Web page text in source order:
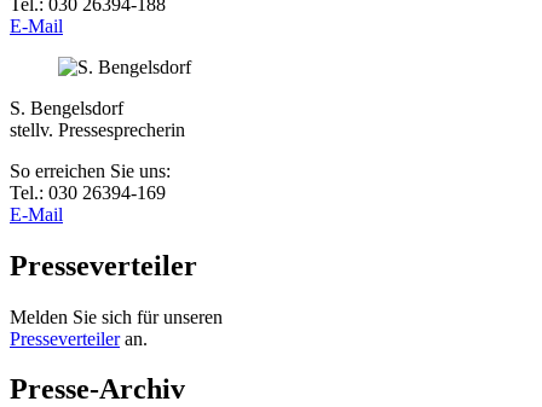
E-Mail
S. Bengelsdorf
stellv. Pressesprecherin
So erreichen Sie uns:
Tel.: 030 26394-169
E-Mail
Presseverteiler
Melden Sie sich für unseren
Presseverteileran.
Presse-Archiv